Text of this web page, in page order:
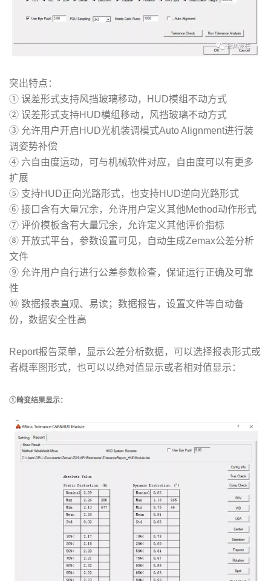
突出特点：
① 误差形式支持风挡玻璃移动，HUD模组不动方式
② 误差形式支持HUD模组移动，风挡玻璃不动方式
③ 允许用户开启HUD光机装调模式Auto Alignment进行装
调姿势补偿
④ 六自由度运动，可与机械软件对应，自由度可以有更多
扩展
⑤ 支持HUD正向光路形式，也支持HUD逆向光路形式
⑥ 接口含有大量冗余，允许用户定义其他Method动作形式
⑦ 评价模板含有大量冗余，允许定义其他评价指标
⑧ 开放式平台，参数设置可见，自动生成Zemax公差分析
文件
⑨ 允许用户自行进行公差参数检查，保证运行正确及可靠
性
⑩ 数据报表直观、易读；数据报告，设置文件等自动备
份，数据安全性高
Report报告菜单，显示公差分析数据，可以选择报表形式或
者概率图形式，也可以以绝对值显示或者相对值显示：
①畸变结果显示：